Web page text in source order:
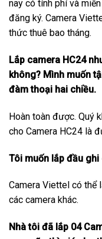
nay có tính phí và
đăng ký. Camera
thức thuê bao tháng.
Lắp camera HC24
không? Mình muốn
đàm thoại hai chiều.
Hoàn toàn được. Quý
cho Camera HC24 là
Tôi muốn lắp đầu
Camera Viettel có thể
các camera khác.
Nhà tôi đã lắp 04